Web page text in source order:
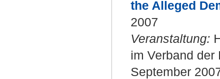
the Alleged
2007
Veranstaltung:
im Verband der
September